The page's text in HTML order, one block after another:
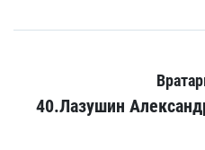
40.Лазушин